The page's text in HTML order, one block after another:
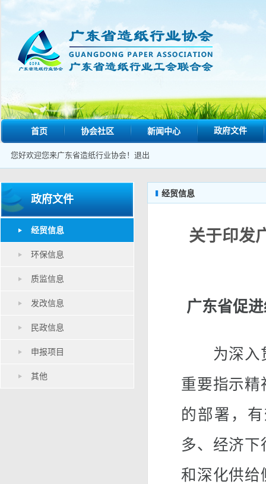
首页 协会社区 新闻中心 政府文件
您好欢迎您来广东省造纸行业协会！ 退出
政府文件
经贸信息
环保信息
质监信息
发改信息
民政信息
申报项目
其他
经贸信息
关于印发
广东省促
为深入贯
重要指示精
的部署，
多、经济
和深化供给